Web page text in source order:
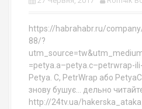
https://habrahabr.ru/
88/?
=petya.a–petya.c–petrwrap-
Petya. C, PetrWrap або
знову бушує… дельно
http://24tv.ua/